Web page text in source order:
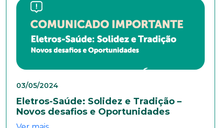
03/05/2024
Eletros-Saúde: Solidez e Tradição –
Novos desafios e Oportunidades
Cidade
Naturalidade
Idade